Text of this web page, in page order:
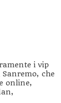
i vip
che
online,